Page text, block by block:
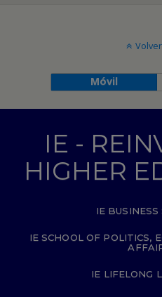
Móvil
IE -
HIGHER
IE BUSINESS
IE SCHOOL OF POLITICS,
IE LIFELONG